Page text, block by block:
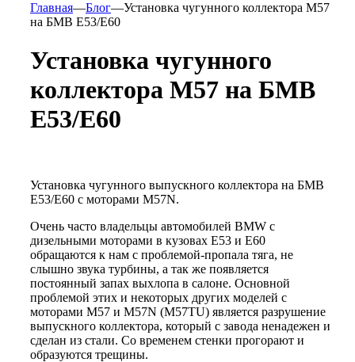
Главная—Блог—Установка чугунного коллектора М57
на БМВ Е53/Е60
Установка чугунного
коллектора М57 на БМВ
Е53/Е60
Установка чугунного выпускного коллектора на БМВ
Е53/Е60 с моторами М57N.
Очень часто владельцы автомобилей BMW с
дизельными моторами в кузовах Е53 и Е60
обращаются к нам с проблемой-пропала тяга, не
слышно звука турбины, а так же появляется
постоянный запах выхлопа в салоне. Основной
проблемой этих и некоторых других моделей с
моторами М57 и М57N (M57TU) является разрушение
выпускного коллектора, который с завода ненадежен и
сделан из стали. Со временем стенки прогорают и
образуются трещины.